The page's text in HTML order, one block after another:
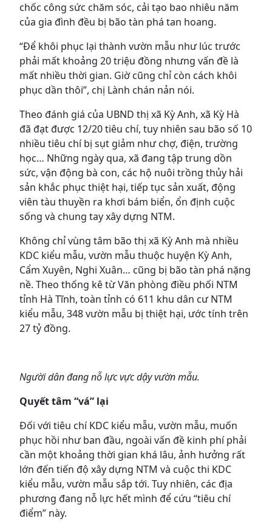
chốc công sức chăm sóc, cải tạo bao nhiêu năm
của gia đình đều bị bão tàn phá tan hoang.
“Để khôi phục lại thành vườn mẫu như lúc trước
phải mất khoảng 20 triệu đồng nhưng vấn đề là
mất nhiều thời gian. Giờ cũng chỉ còn cách khôi
phục dần thôi”, chị Lành chán nản nói.
Theo đánh giá của UBND thị xã Kỳ Anh, xã Kỳ Hà
đã đạt được 12/20 tiêu chí, tuy nhiên sau bão số 10
nhiều tiêu chí bị sụt giảm như chợ, điện, trường
học… Những ngày qua, xã đang tập trung dồn
sức, vận động bà con, các hộ nuôi trồng thủy hải
sản khắc phục thiệt hại, tiếp tục sản xuất, động
viên tàu thuyền ra khơi bám biển, ổn định cuộc
sống và chung tay xây dựng NTM.
Không chỉ vùng tâm bão thị xã Kỳ Anh mà nhiều
KDC kiểu mẫu, vườn mẫu thuộc huyện Kỳ Anh,
Cẩm Xuyên, Nghi Xuân… cũng bị bão tàn phá nặng
nề. Theo thống kê từ Văn phòng điều phối NTM
tỉnh Hà Tĩnh, toàn tỉnh có 611 khu dân cư NTM
kiểu mẫu, 348 vườn mẫu bị thiệt hại, ước tính trên
27 tỷ đồng.
Người dân đang nỗ lực vực dậy vườn mẫu.
Quyết tâm “vá” lại
Đối với tiêu chí KDC kiểu mẫu, vườn mẫu, muốn
phục hồi như ban đầu, ngoài vấn đề kinh phí phải
cần một khoảng thời gian khá lâu, ảnh hưởng rất
lớn đến tiến độ xây dựng NTM và cuộc thi KDC
kiểu mẫu, vườn mẫu sắp tới. Tuy nhiên, các địa
phương đang nỗ lực hết mình để cứu “tiêu chí
điểm” này.